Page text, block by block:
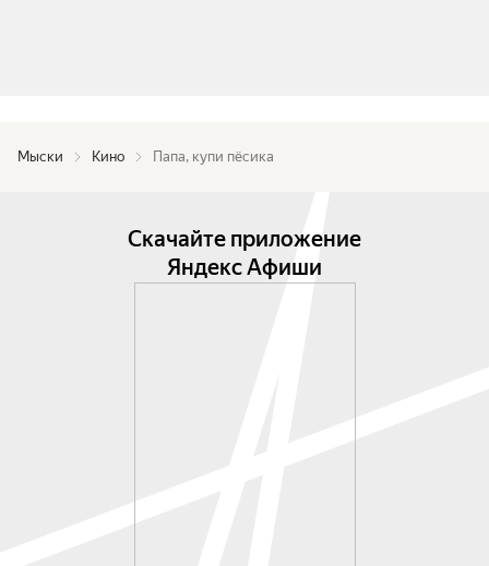
Мыски Кино Папа, купи пёсика
Скачайте приложение
Яндекс Афиши